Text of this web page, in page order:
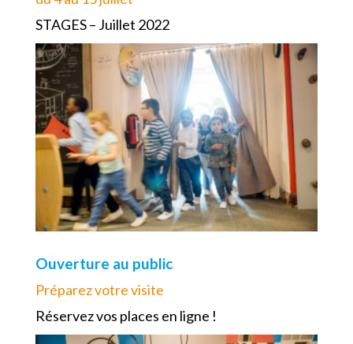
STAGES – Juillet 2022
Ouverture au public
Préparez votre visite
Réservez vos places en ligne !